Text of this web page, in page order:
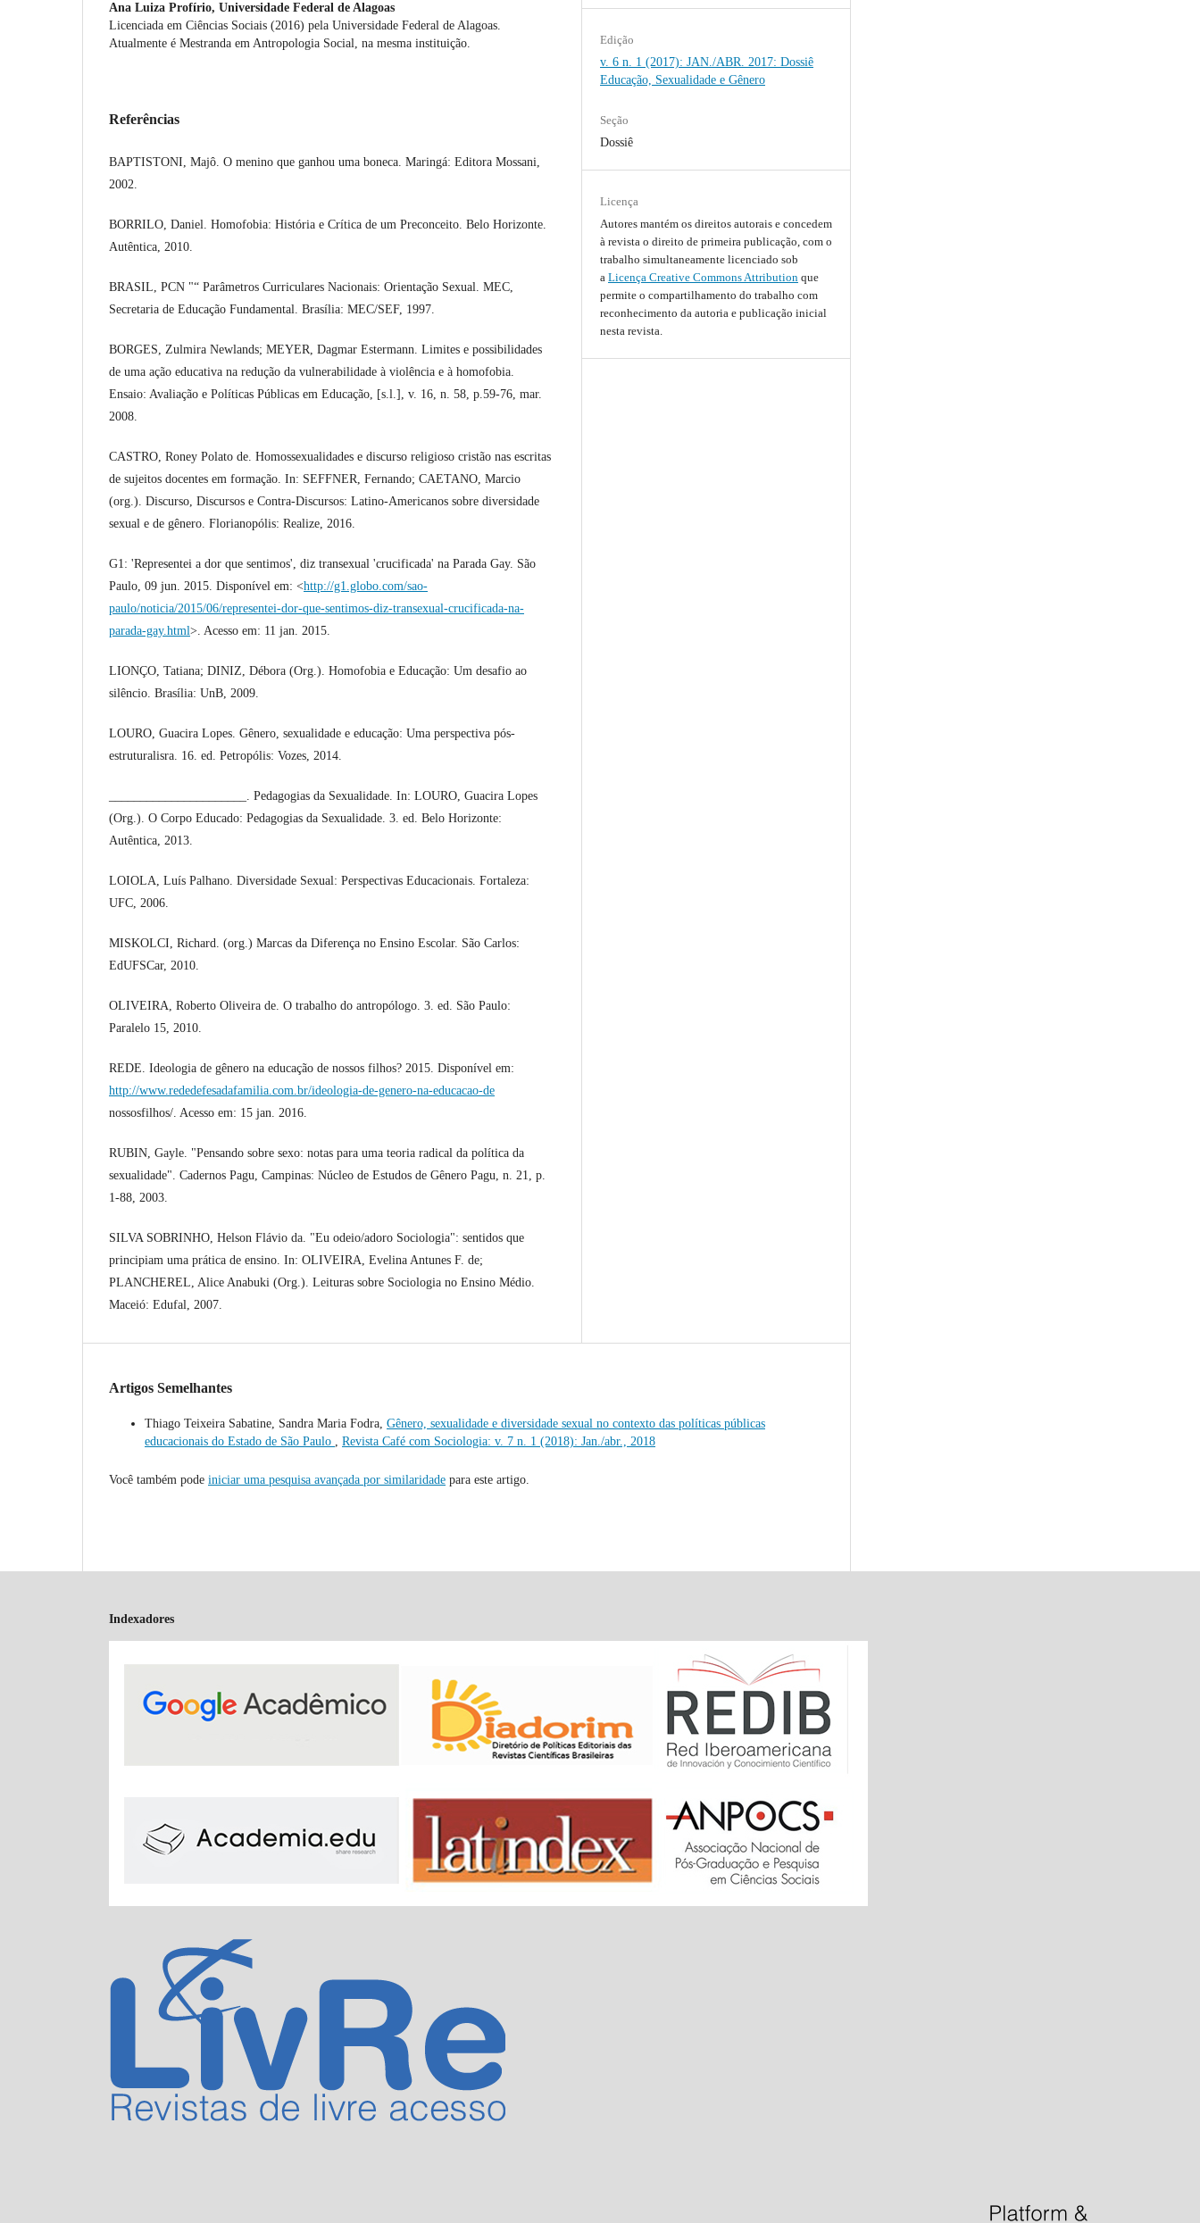
Ana Luiza Profírio, Universidade Federal de Alagoas
Licenciada em Ciências Sociais (2016) pela Universidade Federal de Alagoas.
Atualmente é Mestranda em Antropologia Social, na mesma instituição.
Referências
BAPTISTONI, Majô. O menino que ganhou uma boneca. Maringá: Editora Mossani,
2002.
BORRILO, Daniel. Homofobia: História e Crítica de um Preconceito. Belo Horizonte.
Autêntica, 2010.
BRASIL, PCN "“ Parâmetros Curriculares Nacionais: Orientação Sexual. MEC,
Secretaria de Educação Fundamental. Brasília: MEC/SEF, 1997.
BORGES, Zulmira Newlands; MEYER, Dagmar Estermann. Limites e possibilidades
de uma ação educativa na redução da vulnerabilidade à violência e à homofobia.
Ensaio: Avaliação e Políticas Públicas em Educação, [s.l.], v. 16, n. 58, p.59-76, mar.
2008.
CASTRO, Roney Polato de. Homossexualidades e discurso religioso cristão nas escritas
de sujeitos docentes em formação. In: SEFFNER, Fernando; CAETANO, Marcio
(org.). Discurso, Discursos e Contra-Discursos: Latino-Americanos sobre diversidade
sexual e de gênero. Florianopólis: Realize, 2016.
G1: 'Representei a dor que sentimos', diz transexual 'crucificada' na Parada Gay. São
Paulo, 09 jun. 2015. Disponível em: <http://g1.globo.com/sao-
paulo/noticia/2015/06/representei-dor-que-sentimos-diz-transexual-crucificada-na-
parada-gay.html>. Acesso em: 11 jan. 2015.
LIONÇO, Tatiana; DINIZ, Débora (Org.). Homofobia e Educação: Um desafio ao
silêncio. Brasília: UnB, 2009.
LOURO, Guacira Lopes. Gênero, sexualidade e educação: Uma perspectiva pós-
estruturalisra. 16. ed. Petropólis: Vozes, 2014.
______________________. Pedagogias da Sexualidade. In: LOURO, Guacira Lopes
(Org.). O Corpo Educado: Pedagogias da Sexualidade. 3. ed. Belo Horizonte:
Autêntica, 2013.
LOIOLA, Luís Palhano. Diversidade Sexual: Perspectivas Educacionais. Fortaleza:
UFC, 2006.
MISKOLCI, Richard. (org.) Marcas da Diferença no Ensino Escolar. São Carlos:
EdUFSCar, 2010.
OLIVEIRA, Roberto Oliveira de. O trabalho do antropólogo. 3. ed. São Paulo:
Paralelo 15, 2010.
REDE. Ideologia de gênero na educação de nossos filhos? 2015. Disponível em:
http://www.rededefesadafamilia.com.br/ideologia-de-genero-na-educacao-de
nossosfilhos/. Acesso em: 15 jan. 2016.
RUBIN, Gayle. "Pensando sobre sexo: notas para uma teoria radical da política da
sexualidade". Cadernos Pagu, Campinas: Núcleo de Estudos de Gênero Pagu, n. 21, p.
1-88, 2003.
SILVA SOBRINHO, Helson Flávio da. "Eu odeio/adoro Sociologia": sentidos que
principiam uma prática de ensino. In: OLIVEIRA, Evelina Antunes F. de;
PLANCHEREL, Alice Anabuki (Org.). Leituras sobre Sociologia no Ensino Médio.
Maceió: Edufal, 2007.
Edição
v. 6 n. 1 (2017): JAN./ABR. 2017: Dossiê
Educação, Sexualidade e Gênero
Seção
Dossiê
Licença
Autores mantém os direitos autorais e concedem
à revista o direito de primeira publicação, com o
trabalho simultaneamente licenciado sob
a Licença Creative Commons Attribution que
permite o compartilhamento do trabalho com
reconhecimento da autoria e publicação inicial
nesta revista.
Artigos Semelhantes
Thiago Teixeira Sabatine, Sandra Maria Fodra, Gênero, sexualidade e diversidade sexual no contexto das políticas públicas
educacionais do Estado de São Paulo , Revista Café com Sociologia: v. 7 n. 1 (2018): Jan./abr., 2018
Você também pode iniciar uma pesquisa avançada por similaridade para este artigo.
Indexadores